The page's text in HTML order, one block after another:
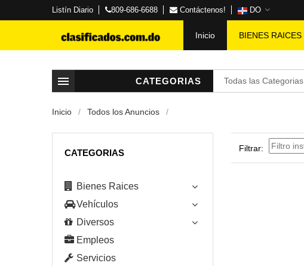
Listín Diario 809-686-6688 Contáctenos! DO
Inicio BIENES RAICES
CATEGORIAS Todas las Categorias
Inicio Todos los Anuncios
Filtrar:
CATEGORIAS
Bienes Raices
Vehículos
Diversos
Empleos
Servicios